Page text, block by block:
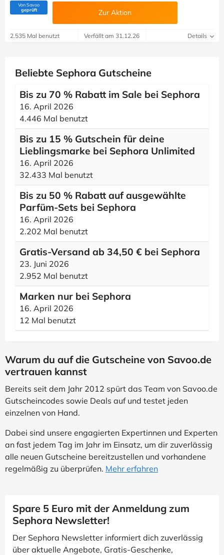
Von Savoo
geprüft(Von Savoo geprüft) Zur Aktion
2.535 Mal benutzt Verfällt am 31.12.26 Details
Beliebte Sephora Gutscheine
Bis zu 70 % Rabatt im Sale bei Sephora
16. April 2026
4.446 Mal benutzt
Bis zu 15 % Gutschein für deine
Lieblingsmarke bei Sephora Unlimited
16. April 2026
32.433 Mal benutzt
Bis zu 50 % Rabatt auf ausgewählte
Parfüm-Sets bei Sephora
16. April 2026
2.202 Mal benutzt
Gratis-Versand ab 34,50 € bei Sephora
23. Juni 2026
2.952 Mal benutzt
Marken nur bei Sephora
16. April 2026
12 Mal benutzt
Warum du auf die Gutscheine von Savoo.de
vertrauen kannst
Bereits seit dem Jahr 2012 spürt das Team von Savoo.de
Gutscheincodes sowie Deals auf und testet jeden
einzelnen von Hand.
Dabei sind unsere engagierten Expertinnen und Experten
an fast jedem Tag im Jahr im Einsatz, um dir zuverlässig
alle neuen Gutscheine bereitzustellen und vorhandene
regelmäßig zu überprüfen. Mehr erfahren
Spare 5 Euro mit der Anmeldung zum
Sephora Newsletter!
Der Sephora Newsletter informiert dich zuverlässig
über aktuelle Angebote, Gratis-Geschenke,